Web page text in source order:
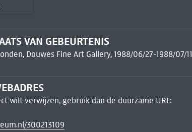
VAN GEBEURTENIS
Douwes Fine Art Gallery, 1988/06/27-1988/07/11
wilt verwijzen, gebruik dan de duurzame URL:
300213109